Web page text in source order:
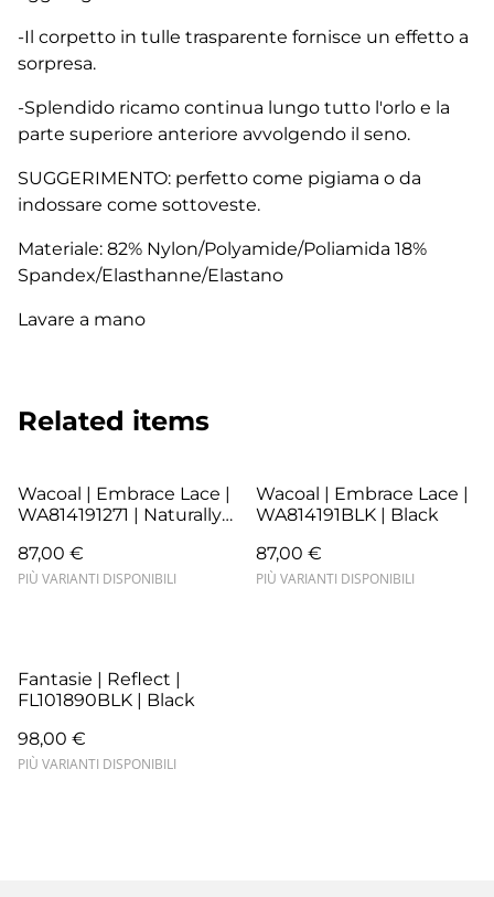
-Il corpetto in tulle trasparente fornisce un effetto a
sorpresa.
-Splendido ricamo continua lungo tutto l'orlo e la
parte superiore anteriore avvolgendo il seno.
SUGGERIMENTO: perfetto come pigiama o da
indossare come sottoveste.
Materiale: 82% Nylon/Polyamide/Poliamida 18%
Spandex/Elasthanne/Elastano
Lavare a mano
Related items
Wacoal | Embrace Lace |
WA814191271 | Naturally
87,00 €
PIÙ VARIANTI DISPONIBILI
Wacoal | Embrace Lace |
WA814191BLK | Black
87,00 €
PIÙ VARIANTI DISPONIBILI
Fantasie | Reflect |
FL101890BLK | Black
98,00 €
PIÙ VARIANTI DISPONIBILI